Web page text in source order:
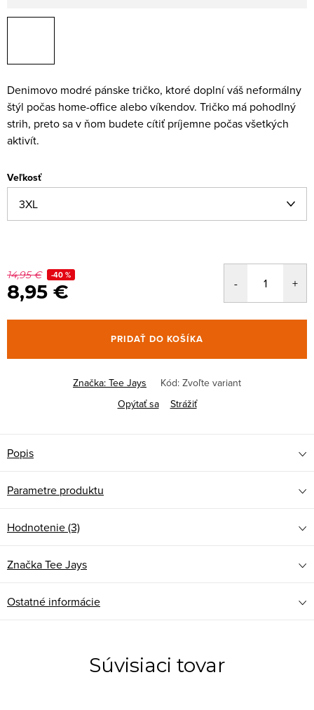
Denimovo modré pánske tričko, ktoré doplní váš neformálny
štýl počas home-office alebo víkendov. Tričko má pohodlný
strih, preto sa v ňom budete cítiť príjemne počas všetkých
aktivít.
Veľkosť
14,95 € -40 %
8,95 €
PRIDAŤ DO KOŠÍKA
Značka: Tee Jays Kód: Zvoľte variant
Opýtať sa
Strážiť
Popis
Parametre produktu
Hodnotenie (3)
ZnačkaTee Jays
Ostatné informácie
Súvisiaci tovar